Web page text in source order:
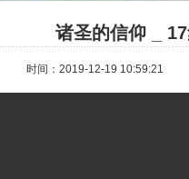
诸圣的信仰 _
时间：2019-12-19 10:59:21